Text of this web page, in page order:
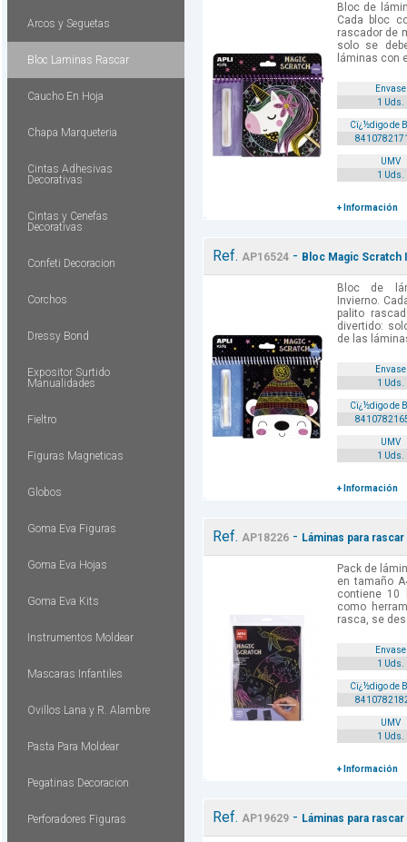
Arcos y Seguetas
Bloc Laminas Rascar
Caucho En Hoja
Chapa Marqueteria
Cintas Adhesivas
Decorativas
Cintas y Cenefas
Decorativas
Confeti Decoracion
Corchos
Dressy Bond
Expositor Surtido
Manualidades
Fieltro
Figuras Magneticas
Globos
Goma Eva Figuras
Goma Eva Hojas
Goma Eva Kits
Instrumentos Moldear
Mascaras Infantiles
Ovillos Lana y R. Alambre
Pasta Para Moldear
Pegatinas Decoracion
Perforadores Figuras
Bloc de
Cada bloc
rascador de
solo se
láminas con
Envase
1 Uds.
Cï¿½digo de
UMV
1 Uds.
+ Información
Ref. AP16524- Bloc Magic Scratch
Bloc de
Invierno.
palito
divertido:
de las
Envase
1 Uds.
Cï¿½digo de
UMV
1 Uds.
+ Información
Ref. AP18226- Láminas para
Pack de
en tamaño
contiene
como
rasca, se
Envase
1 Uds.
Cï¿½digo de
UMV
1 Uds.
+ Información
Ref. AP19629- Láminas para